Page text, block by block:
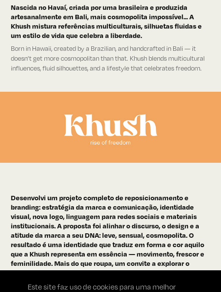
Nascida no Havaí, criada por uma brasileira e produzida
artesanalmente em Bali, mais cosmopolita impossível... A
Khush mistura referências multiculturais, silhuetas fluidas e
um estilo de vida que celebra a liberdade.
Born in Hawaii, created by a Brazilian, and handcrafted in Bali — it
doesn’t get more cosmopolitan than that. Khush blends multicultural
influences, fluid silhouettes, and a lifestyle that celebrates freedom.
Desenvolvi um projeto completo de reposicionamento e
branding: estratégia da marca e comunicação, identidade
visual, nova logo, linguagem para redes sociais e materiais
institucionais. A proposta foi alinhar o discurso, o design e a
atitude da marca a seu DNA: leve, sensual, cosmopolita. O
resultado é uma identidade que traduz em forma e cor aquilo
que a Khush representa em essência — movimento, frescor e
feminilidade. Mais do que roupa, um convite a explorar o
mundo.
Este site faz uso de cookies para uma melhor